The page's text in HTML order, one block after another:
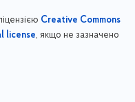
Creative Commons
license, якщо не зазначено